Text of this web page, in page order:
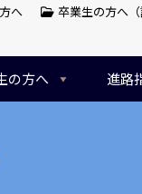
の方へ 進路
へ 卒業生の方へ（